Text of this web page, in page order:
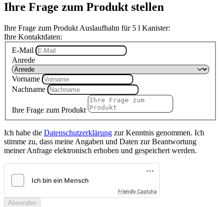
Ihre Frage zum Produkt stellen
Ihre Frage zum Produkt Auslaufhahn für 5 l Kanister:
Ihre Kontaktdaten:
E-Mail
Anrede
Vorname
Nachname
Ihre Frage zum Produkt
Ich habe die Datenschutzerklärung zur Kenntnis genommen. Ich
stimme zu, dass meine Angaben und Daten zur Beantwortung
meiner Anfrage elektronisch erhoben und gespeichert werden.
Friendly Captcha
Absenden